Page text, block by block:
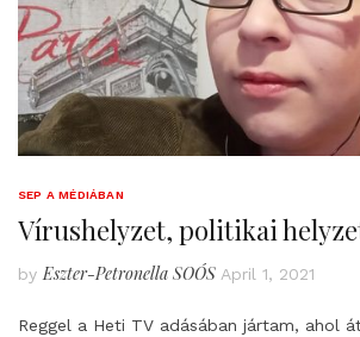
SEP A MÉDIÁBAN
Vírushelyzet, politikai
by Eszter-Petronella SOÓS April 1, 2021
Reggel a Heti TV adásában jártam, ahol